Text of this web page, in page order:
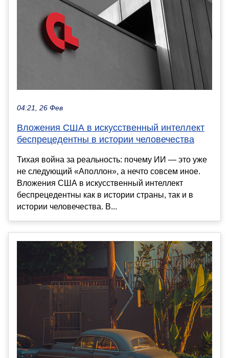
04:21, 26 Фев
Вложения США в искусственный интеллект
беспрецедентны в истории человечества
Тихая война за реальность: почему ИИ — это уже
не следующий «Аполлон», а нечто совсем иное.
Вложения США в искусственный интеллект
беспрецедентны как в истории страны, так и в
истории человечества. В...